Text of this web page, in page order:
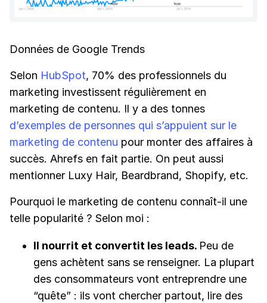
Données de Google Trends
Selon HubSpot, 70% des professionnels du
marketing investissent régulièrement en
marketing de contenu. Il y a des tonnes
d’exemples de personnes qui s’appuient sur le
marketing de contenu pour monter des affaires à
succès. Ahrefs en fait partie. On peut aussi
mentionner Luxy Hair, Beardbrand, Shopify, etc.
Pourquoi le marketing de contenu connaît-il une
telle popularité ? Selon moi :
Il nourrit et convertit les leads. Peu de
gens achètent sans se renseigner. La plupart
des consommateurs vont entreprendre une
“quête” : ils vont chercher partout, lire des